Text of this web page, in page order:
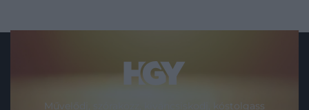
Művelődj, szórakozz, kíváncsiskodj, kóstolgass